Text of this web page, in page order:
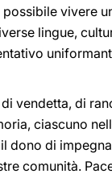
vivere
lingue,
vendetta, di
ciascuno
dono di
comunità.